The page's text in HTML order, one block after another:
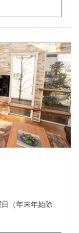
（年末年始除